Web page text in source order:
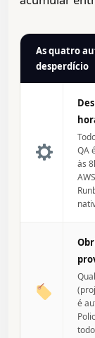
As quatro
desperdício
QA
às
é